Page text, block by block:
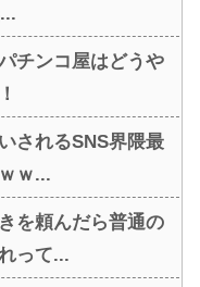
チンコ屋はどうや
されるSNS界隈最
ｗ...
を頼んだら普通の
って...